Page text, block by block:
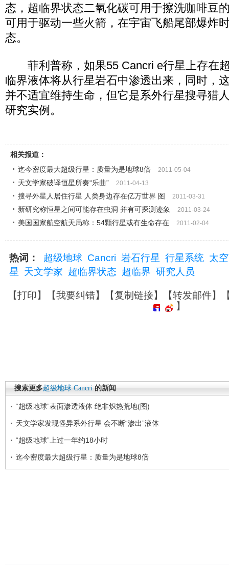
态，超临界状态二氧化碳可用于擦洗咖啡豆
可用于驱动一些火箭，在宇宙飞船尾部爆炸
态。
菲利普称，如果55 Cancri e行星上存在
临界液体将从行星岩石中渗透出来，同时，
并不适宜维持生命，但它是系外行星搜寻猎
研究实例。
相关报道：
迄今密度最大超级行星：质量为是地球8倍
2011-05-04
天文学家破译恒星所奏“乐曲” 2011-04-13
搜寻外星人居住行星 人类身边存在亿万世界 图 2011-03-31
新研究称恒星之间可能存在虫洞 并有可探测迹象 2011-03-24
美国国家航空航天局称：54颗行星或有生命存在 2011-02-04
热词： 超级地球 Cancri 岩石行星 行星系统 太
星
天文学家 超临界状态 超临界 研究人员
【打印】【我要纠错】【复制链接】【转发邮件】
】
搜索更多超级地球 Cancri 的新闻
“超级地球”表面渗透液体 绝非炽热荒地(图)
天文学家发现怪异系外行星 会不断“渗出”液体
“超级地球”上过一年约18小时
迄今密度最大超级行星：质量为是地球8倍